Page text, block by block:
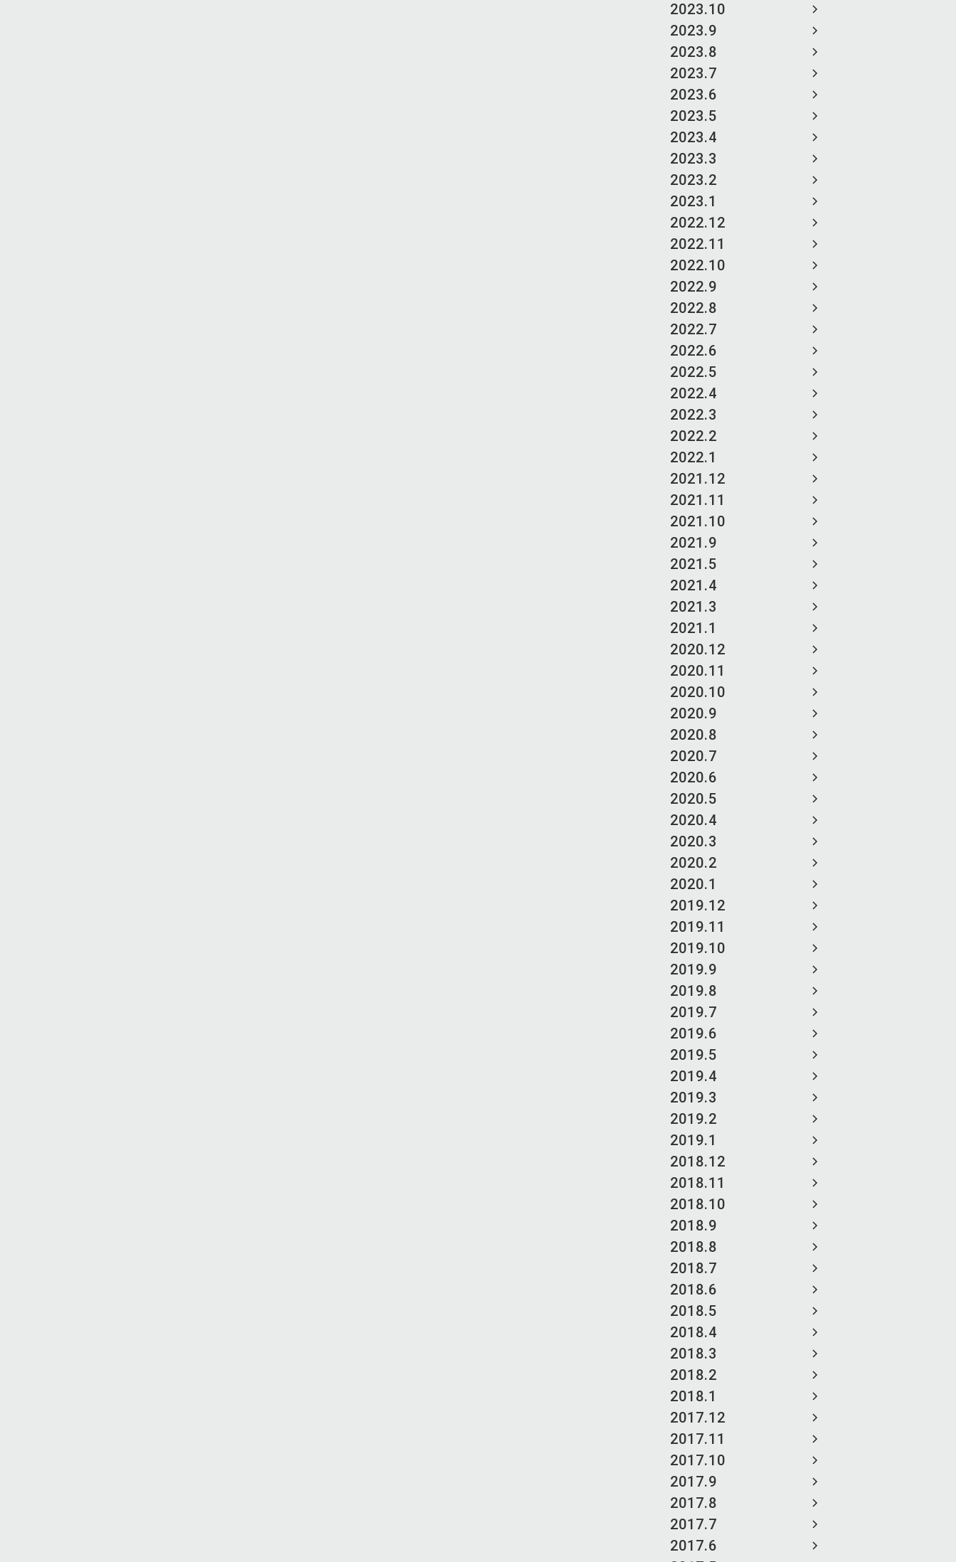
2023.10
2023.9
2023.8
2023.7
2023.6
2023.5
2023.4
2023.3
2023.2
2023.1
2022.12
2022.11
2022.10
2022.9
2022.8
2022.7
2022.6
2022.5
2022.4
2022.3
2022.2
2022.1
2021.12
2021.11
2021.10
2021.9
2021.5
2021.4
2021.3
2021.1
2020.12
2020.11
2020.10
2020.9
2020.8
2020.7
2020.6
2020.5
2020.4
2020.3
2020.2
2020.1
2019.12
2019.11
2019.10
2019.9
2019.8
2019.7
2019.6
2019.5
2019.4
2019.3
2019.2
2019.1
2018.12
2018.11
2018.10
2018.9
2018.8
2018.7
2018.6
2018.5
2018.4
2018.3
2018.2
2018.1
2017.12
2017.11
2017.10
2017.9
2017.8
2017.7
2017.6